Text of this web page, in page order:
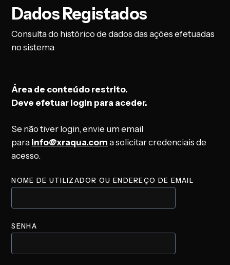
Dados Registados
Consulta do histórico de dados das ações efetuadas
no sistema
Área de conteúdo restrito.
Deve efetuar login para aceder.
Se não tiver login, envie um email
para info@xraqua.com a solicitar credenciais de
acesso.
NOME DE UTILIZADOR OU ENDEREÇO DE EMAIL
SENHA